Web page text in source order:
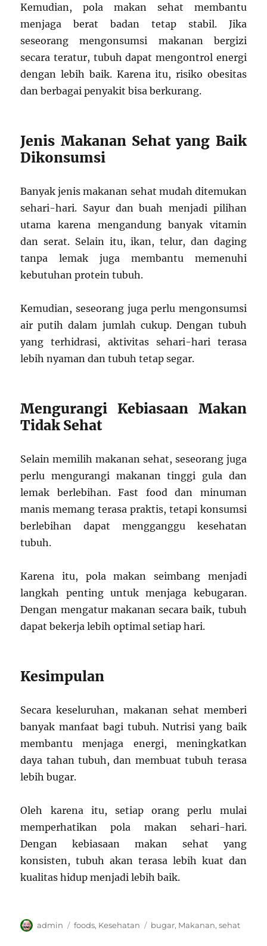
Kemudian, pola makan sehat membantu
menjaga berat badan tetap stabil. Jika
seseorang mengonsumsi makanan bergizi
secara teratur, tubuh dapat mengontrol energi
dengan lebih baik. Karena itu, risiko obesitas
dan berbagai penyakit bisa berkurang.
Jenis Makanan Sehat yang Baik
Dikonsumsi
Banyak jenis makanan sehat mudah ditemukan
sehari-hari. Sayur dan buah menjadi pilihan
utama karena mengandung banyak vitamin
dan serat. Selain itu, ikan, telur, dan daging
tanpa lemak juga membantu memenuhi
kebutuhan protein tubuh.
Kemudian, seseorang juga perlu mengonsumsi
air putih dalam jumlah cukup. Dengan tubuh
yang terhidrasi, aktivitas sehari-hari terasa
lebih nyaman dan tubuh tetap segar.
Mengurangi Kebiasaan Makan
Tidak Sehat
Selain memilih makanan sehat, seseorang juga
perlu mengurangi makanan tinggi gula dan
lemak berlebihan. Fast food dan minuman
manis memang terasa praktis, tetapi konsumsi
berlebihan dapat mengganggu kesehatan
tubuh.
Karena itu, pola makan seimbang menjadi
langkah penting untuk menjaga kebugaran.
Dengan mengatur makanan secara baik, tubuh
dapat bekerja lebih optimal setiap hari.
Kesimpulan
Secara keseluruhan, makanan sehat memberi
banyak manfaat bagi tubuh. Nutrisi yang baik
membantu menjaga energi, meningkatkan
daya tahan tubuh, dan membuat tubuh terasa
lebih bugar.
Oleh karena itu, setiap orang perlu mulai
memperhatikan pola makan sehari-hari.
Dengan kebiasaan makan sehat yang
konsisten, tubuh akan terasa lebih kuat dan
kualitas hidup menjadi lebih baik.
Author
admin Categories
foods, Kesehatan Tags
bugar, Makanan,sehat